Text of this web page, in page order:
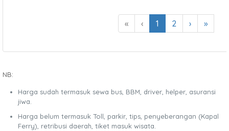
« ‹ 1 2 › »
NB:
Harga sudah termasuk sewa bus, BBM, driver, helper, asuransi
jiwa.
Harga belum termasuk Toll, parkir, tips, penyeberangan (Kapal
Ferry), retribusi daerah, tiket masuk wisata.